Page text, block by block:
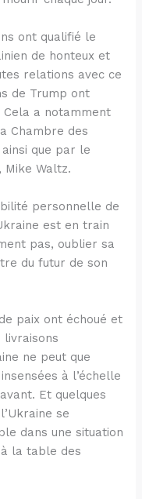
ont qualifié le
de honteux et
relations avec ce
de Trump ont
a notamment
Chambre des
que par le
Waltz.
personnelle de
est en train
pas, oublier sa
du futur de son
paix ont échoué et
ne peut que
à l’échelle
Et quelques
se
dans une situation
la table des